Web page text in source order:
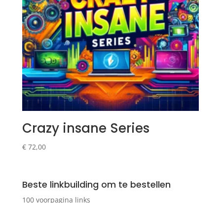
Crazy insane Series
€72,00
Beste linkbuilding om te bestellen
100 voorpagina links